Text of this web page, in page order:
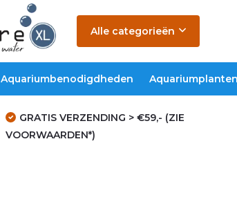
Alle categorieën
Aquariumbenodigdheden Aquariumplanten
GRATIS VERZENDING > €59,- (ZIE
VOORWAARDEN*)